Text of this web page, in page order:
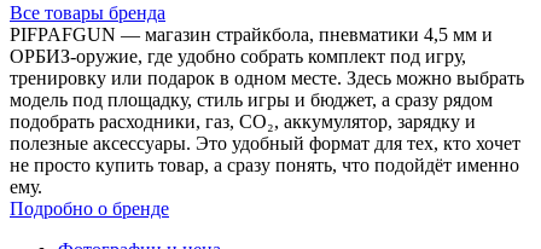
Все товары бренда
PIFPAFGUN — магазин страйкбола, пневматики 4,5 мм и
ОРБИЗ-оружие, где удобно собрать комплект под игру,
тренировку или подарок в одном месте. Здесь можно выбрать
модель под площадку, стиль игры и бюджет, а сразу рядом
подобрать расходники, газ, CO₂, аккумулятор, зарядку и
полезные аксессуары. Это удобный формат для тех, кто хочет
не просто купить товар, а сразу понять, что подойдёт именно
ему.
Подробно о бренде